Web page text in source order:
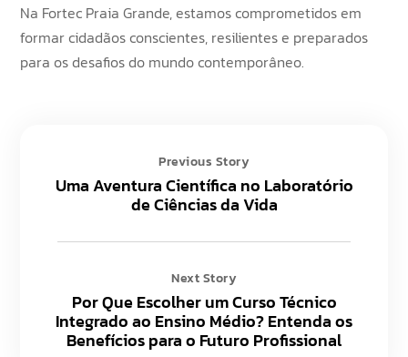
Na Fortec Praia Grande, estamos comprometidos em
formar cidadãos conscientes, resilientes e preparados
para os desafios do mundo contemporâneo.
Previous Story
Uma Aventura Científica no Laboratório
de Ciências da Vida
Next Story
Por Que Escolher um Curso Técnico
Integrado ao Ensino Médio? Entenda os
Benefícios para o Futuro Profissional